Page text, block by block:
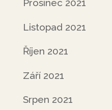
Prosinec 2021
Listopad 2021
Říjen 2021
Září 2021
Srpen 2021